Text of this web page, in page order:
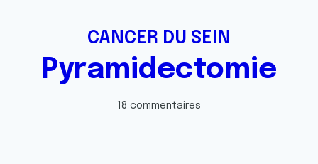
CANCER DU SEIN
Pyramidectomie
18 commentaires